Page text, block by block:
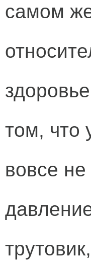
самом
том, что
вовсе